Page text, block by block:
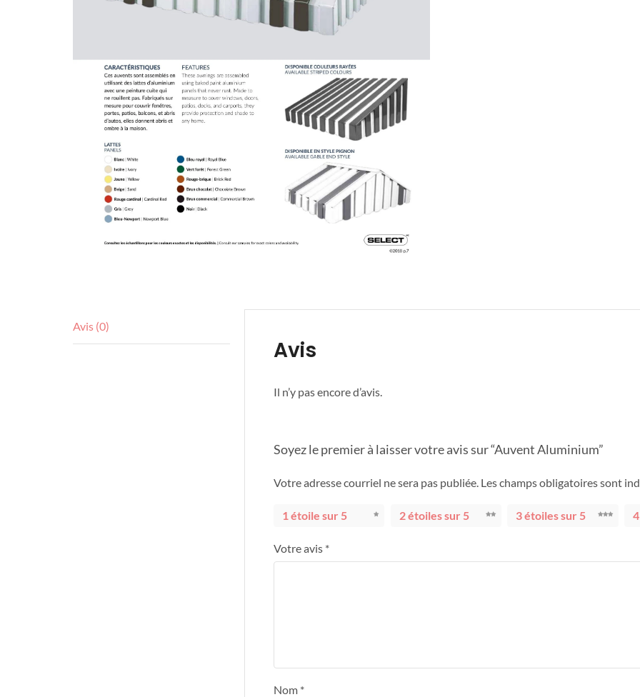
Avis (0)
Avis
Il n’y pas encore d’avis.
Soyez le premier à laisser votre avis sur “Auvent Aluminium”
Votre adresse courriel ne sera pas publiée. Les champs obligatoires sont
1 étoile sur 5 2 étoiles sur 5 3 étoiles sur 5
Votre avis *
Nom *